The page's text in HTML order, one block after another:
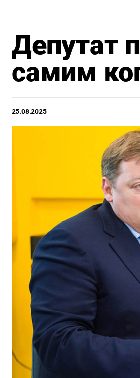
Депутат
самим
25.08.2025